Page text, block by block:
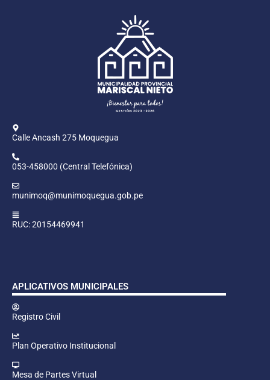
Calle Ancash 275 Moquegua
053-458000 (Central Telefónica)
munimoq@munimoquegua.gob.pe
RUC: 20154469941
APLICATIVOS MUNICIPALES
Registro Civil
Plan Operativo Institucional
Mesa de Partes Virtual